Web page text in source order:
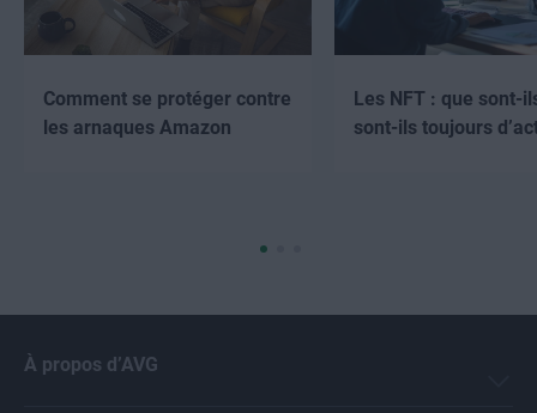
Comment se protéger contre
les arnaques Amazon
Les NFT : que sont-
sont-ils toujours
À propos d’AVG